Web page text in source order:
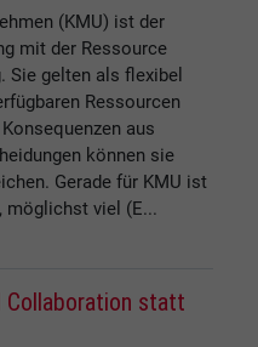
(KMU) ist der
mit der Ressource
Sie gelten als flexibel
Ressourcen
aus
können sie
Gerade für KMU ist
möglichst viel (E...
statt